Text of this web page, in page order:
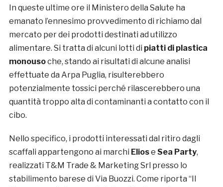
In queste ultime ore il Ministero della Salute ha
emanato l’ennesimo provvedimento di richiamo dal
mercato per dei prodotti destinati ad utilizzo
alimentare. Si tratta di alcuni lotti di piatti di plastica
monousoche, stando ai risultati di alcune analisi
effettuate da Arpa Puglia, risulterebbero
potenzialmente tossici perché rilascerebbero una
quantità troppo alta di contaminanti a contatto con il
cibo.
Nello specifico, i prodotti interessati dal ritiro dagli
scaffali appartengono ai marchi Eliose Sea Party,
realizzati T&M Trade & Marketing Srl presso lo
stabilimento barese di Via Buozzi. Come riporta “Il